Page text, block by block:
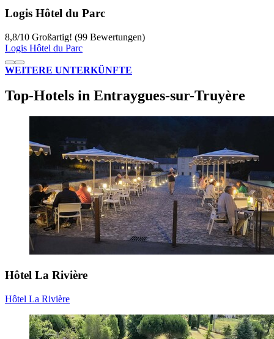
Logis Hôtel du Parc
8,8/10 Großartig! (99 Bewertungen)
Logis Hôtel du Parc
WEITERE UNTERKÜNFTE
Top-Hotels in Entraygues-sur-Truyère
Hôtel La Rivière
Hôtel La Rivière